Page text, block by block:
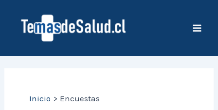
contenido
Inicio Encuestas